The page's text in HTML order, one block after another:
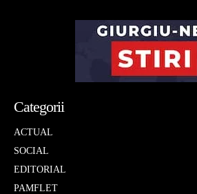
Categorii
ACTUAL
SOCIAL
EDITORIAL
PAMFLET